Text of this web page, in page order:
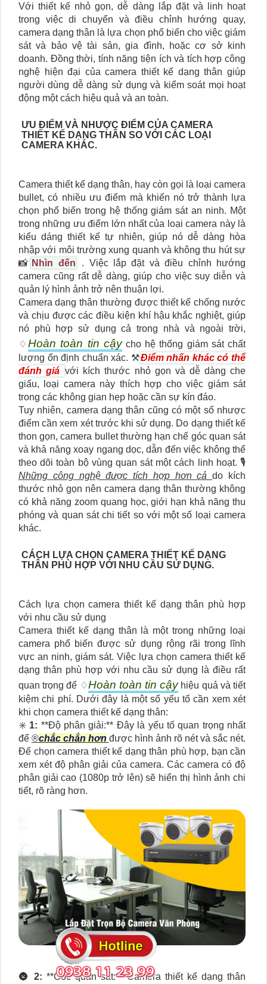
Với thiết kế nhỏ gọn, dễ dàng lắp đặt và linh hoạt
trong việc di chuyển và điều chỉnh hướng quay,
camera dạng thân là lựa chọn phổ biến cho việc giám
sát và bảo vệ tài sản, gia đình, hoặc cơ sở kinh
doanh. Đồng thời, tính năng tiện ích và tích hợp công
nghệ hiện đại của camera thiết kế dạng thân giúp
người dùng dễ dàng sử dụng và kiểm soát mọi hoạt
động một cách hiệu quả và an toàn.
ƯU ĐIỂM VÀ NHƯỢC ĐIỂM CỦA CAMERA
THIẾT KẾ DẠNG THÂN SO VỚI CÁC LOẠI
CAMERA KHÁC.
Camera thiết kế dạng thân, hay còn gọi là loại camera
bullet, có nhiều ưu điểm mà khiến nó trở thành lựa
chọn phổ biến trong hệ thống giám sát an ninh. Một
trong những ưu điểm lớn nhất của loại camera này là
kiểu dáng thiết kế tự nhiên, giúp nó dễ dàng hòa
nhập với môi trường xung quanh và không thu hút sự
📸 Nhìn đến
. Việc lắp đặt và điều chỉnh hướng
camera cũng rất dễ dàng, giúp cho việc suy diễn và
quản lý hình ảnh trở nên thuận lợi.
Camera dạng thân thường được thiết kế chống nước
và chịu được các điều kiện khí hậu khắc nghiệt, giúp
nó phù hợp sử dụng cả trong nhà và ngoài trời,
♢Hoàn toàn tin cậycho hệ thống giám sát chất
lượng ổn định chuẩn xác. ⚒Điểm nhấn khác có thể
đánh giá với kích thước nhỏ gọn và dễ dàng che
giấu, loại camera này thích hợp cho việc giám sát
trong các không gian hẹp hoặc cần sự kín đáo.
Tuy nhiên, camera dạng thân cũng có một số nhược
điểm cần xem xét trước khi sử dụng. Do dạng thiết kế
thon gọn, camera bullet thường hạn chế góc quan sát
và khả năng xoay ngang dọc, dẫn đến việc không thể
theo dõi toàn bộ vùng quan sát một cách linh hoạt. 🎙
Những công nghệ được tích hợp hơn cảdo kích
thước nhỏ gọn nên camera dạng thân thường không
có khả năng zoom quang học, giới hạn khả năng thu
phóng và quan sát chi tiết so với một số loại camera
khác.
CÁCH LỰA CHỌN CAMERA THIẾT KẾ DẠNG
THÂN PHÙ HỢP VỚI NHU CẦU SỬ DỤNG.
Cách lựa chọn camera thiết kế dạng thân phù hợp
với nhu cầu sử dụng
Camera thiết kế dạng thân là một trong những loại
camera phổ biến được sử dụng rộng rãi trong lĩnh
vực an ninh, giám sát. Việc lựa chọn camera thiết kế
dạng thân phù hợp với nhu cầu sử dụng là điều rất
quan trọng để ♢Hoàn toàn tin cậyhiệu quả và tiết
kiệm chi phí. Dưới đây là một số yếu tố cần xem xét
khi chọn camera thiết kế dạng thân:
✳️ 1: **Độ phân giải:** Đây là yếu tố quan trọng nhất
để ®️chắc chắn hơn được hình ảnh rõ nét và sắc nét.
Để chọn camera thiết kế dạng thân phù hợp, bạn cần
xem xét độ phân giải của camera. Các camera có độ
phân giải cao (1080p trở lên) sẽ hiển thị hình ảnh chi
tiết, rõ ràng hơn.
🌚 2: **Góc quan sát:** Camera thiết kế dạng thân